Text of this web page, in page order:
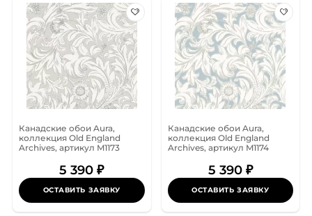
Канадские обои Aura,
коллекция Old England
Archives, артикул M1173
5 390 ₽
ОСТАВИТЬ ЗАЯВКУ
Канадские обои Aura,
коллекция Old England
Archives, артикул M1174
5 390 ₽
ОСТАВИТЬ ЗАЯВКУ